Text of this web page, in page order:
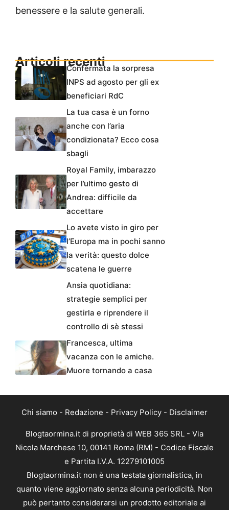
benessere e la salute generali.
Articoli recentiConfermata la sorpresa
INPS ad agosto per gli ex
beneficiari RdC
La tua casa è un forno
anche con l’aria
condizionata? Ecco cosa
sbagli
Royal Family, imbarazzo
per l’ultimo gesto di
Andrea: difficile da
accettare
Lo avete visto in giro per
l’Europa ma in pochi sanno
la verità: questo dolce
scatena le guerre
Ansia quotidiana:
strategie semplici per
gestirla e riprendere il
controllo di sè stessi
Francesca, ultima
vacanza con le amiche.
Muore tornando a casa
Chi siamo - Redazione - Privacy Policy - Disclaimer
Blogtaormina.it di proprietà di WEB 365 SRL - Via
Nicola Marchese 10, 00141 Roma (RM) - Codice Fiscale
e Partita I.V.A. 12279101005
Blogtaormina.it non è una testata giornalistica, in
quanto viene aggiornato senza alcuna periodicità. Non
può pertanto considerarsi un prodotto editoriale ai